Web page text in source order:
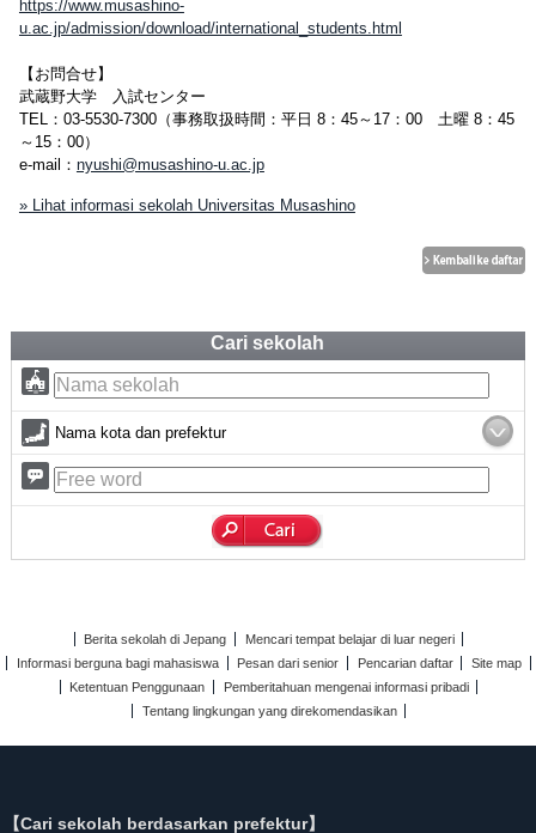
https://www.musashino-
u.ac.jp/admission/download/international_students.html
【お問合せ】
武蔵野大学 入試センター
TEL：03-5530-7300（事務取扱時間：平日 8：45～17：00 土曜 8：45
～15：00）
e-mail： nyushi@musashino-u.ac.jp
» Lihat informasi sekolah Universitas Musashino
Cari sekolah
Nama kota dan prefektur
Berita sekolah di Jepang
Mencari tempat belajar di luar negeri
Informasi berguna bagi mahasiswa
Pesan dari senior Pencarian daftar
Site map
Ketentuan Penggunaan
Pemberitahuan mengenai informasi pribadi
Tentang lingkungan yang direkomendasikan
【Cari sekolah berdasarkan prefektur】